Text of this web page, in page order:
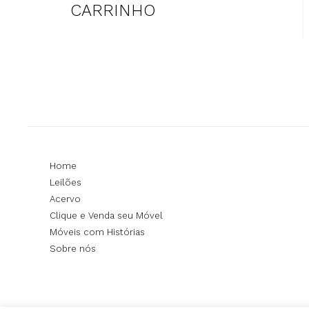
CARRINHO
Home
Leilões
Acervo
Clique e Venda seu Móvel
Móveis com Histórias
Sobre nós